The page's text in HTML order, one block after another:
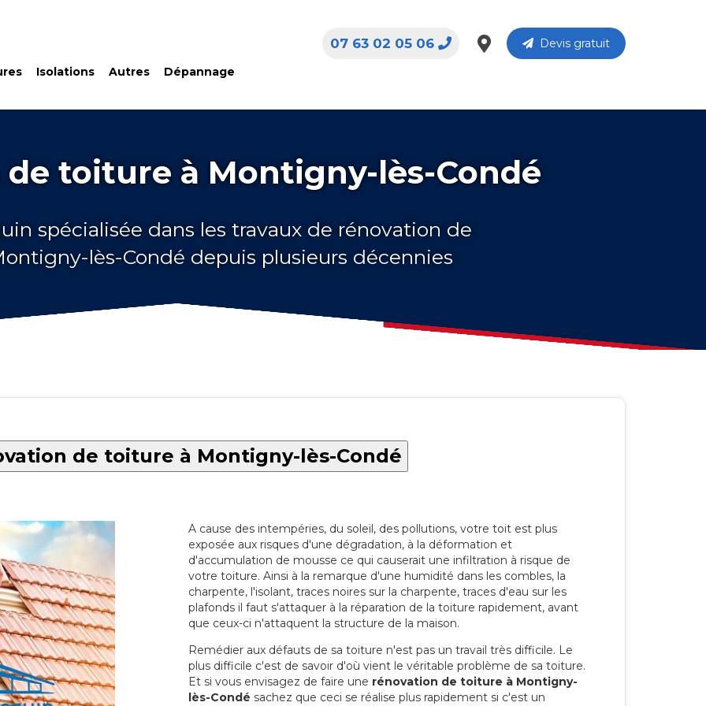
Isolations Autres Dépannage
Devis gratuit
07 63 02 05 06
toiture à Montigny-lès-Condé
spécialisée dans les travaux de rénovation de
lès-Condé depuis plusieurs décennies
de toiture à Montigny-lès-Condé
A cause des intempéries, du soleil, des pollutions, votre toit est plus
exposée aux risques d'une dégradation, à la déformation et
d'accumulation de mousse ce qui causerait une infiltration à risque de
votre toiture. Ainsi à la remarque d'une humidité dans les combles, la
charpente, l'isolant, traces noires sur la charpente, traces d'eau sur les
plafonds il faut s'attaquer à la réparation de la toiture rapidement, avant
que ceux-ci n'attaquent la structure de la maison.
Remédier aux défauts de sa toiture n'est pas un travail très difficile. Le
plus difficile c'est de savoir d'où vient le véritable problème de sa toiture.
Et si vous envisagez de faire une rénovation de toiture à Montigny-
lès-Condé sachez que ceci se réalise plus rapidement si c'est un